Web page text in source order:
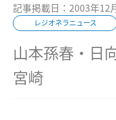
記事掲載日：2003年12
レジオネラニュース
山本孫春・日
宮崎